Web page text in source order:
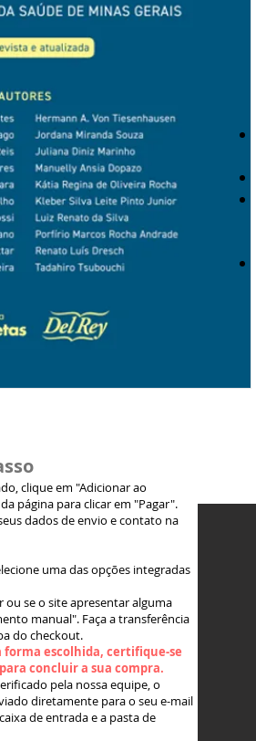
clique em "Adicionar ao
página para clicar em "Pagar".
dados de envio e contato na
uma das opções integradas
ou se o site apresentar alguma
manual". Faça a transferência
do checkout.
forma escolhida, certifique-se
concluir a sua compra.
pela nossa equipe, o
diretamente para o seu e-mail
de entrada e a pasta de